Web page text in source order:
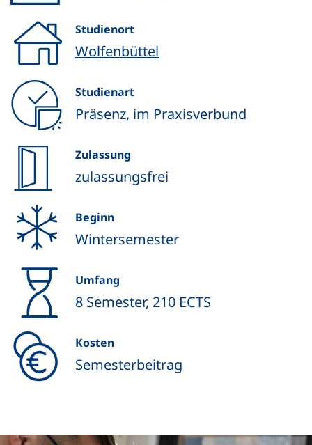
Studienort
Wolfenbüttel
Studienart
Präsenz, im Praxisverbund
Zulassung
zulassungsfrei
Beginn
Wintersemester
Umfang
8 Semester, 210 ECTS
Kosten
Semesterbeitrag